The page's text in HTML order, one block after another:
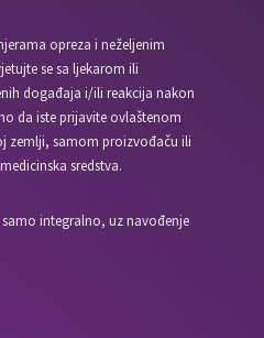
opreza i neželjenim
se sa ljekarom ili
događaja i/ili reakcija nakon
da iste prijavite ovlaštenom
zemlji, samom proizvođaču ili
sredstva.
integralno, uz navođenje